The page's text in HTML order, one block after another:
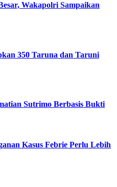
Wakapolri Sampaikan
350 Taruna dan Taruni
Sutrimo Berbasis Bukti
Kasus Febrie Perlu Lebih